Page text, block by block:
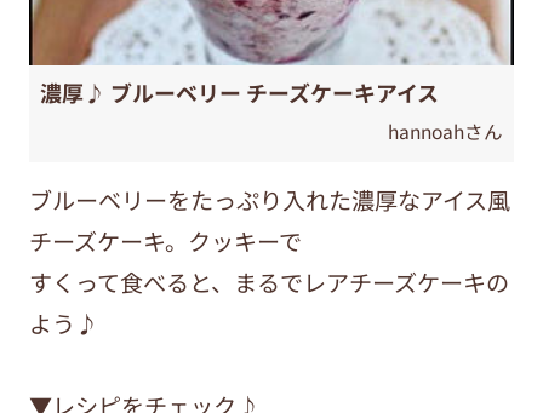
濃厚♪ ブルーベリー チーズケーキアイス
hannoahさん
ブルーベリーをたっぷり入れた濃厚なアイス風
チーズケーキ。クッキーで
すくって食べると、まるでレアチーズケーキの
よう♪
▼レシピをチェック♪